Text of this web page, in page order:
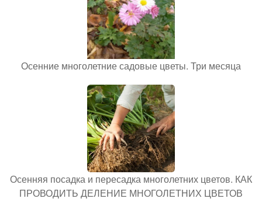
Осенние многолетние садовые цветы. Три месяца
Осенняя посадка и пересадка многолетних цветов. КАК
ПРОВОДИТЬ ДЕЛЕНИЕ МНОГОЛЕТНИХ ЦВЕТОВ